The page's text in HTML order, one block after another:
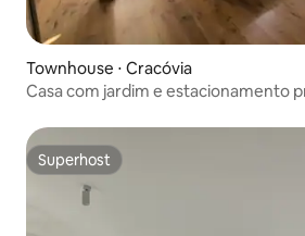
Townhouse ⋅ Cracóvia
Casa com jardim e estacionamento
Superhost
Superhost